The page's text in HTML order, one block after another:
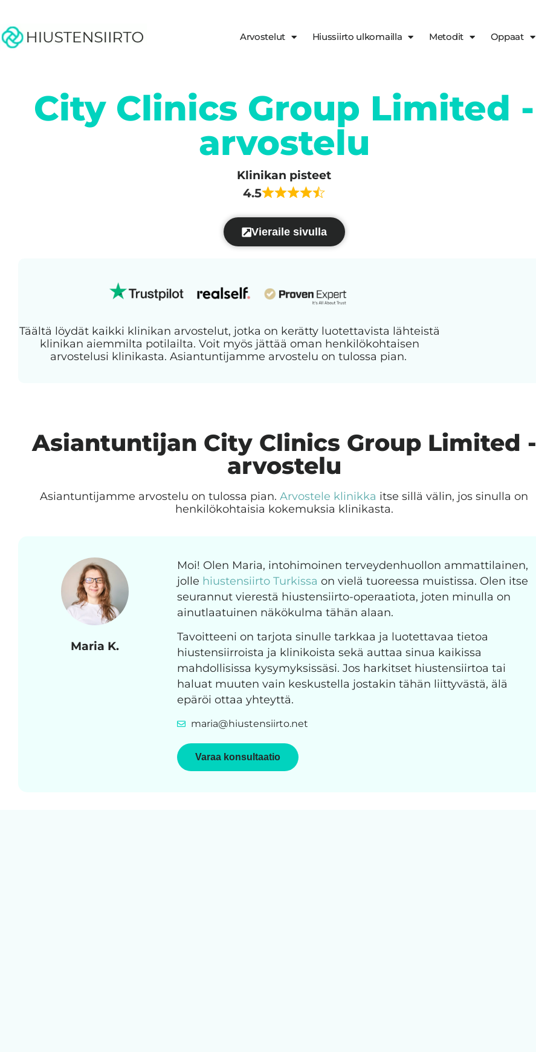
Arvostelut Hiussiirto ulkomailla Metodit Oppaat
City Clinics Group Limited -
arvostelu
Klinikan pisteet
4.5
Vieraile sivulla
Täältä löydät kaikki klinikan arvostelut, jotka on kerätty luotettavista lähteistä
klinikan aiemmilta potilailta. Voit myös jättää oman henkilökohtaisen
arvostelusi klinikasta. Asiantuntijamme arvostelu on tulossa pian.
Asiantuntijan City Clinics Group Limited -
arvostelu
Asiantuntijamme arvostelu on tulossa pian. Arvostele klinikka itse sillä välin, jos sinulla on
henkilökohtaisia kokemuksia klinikasta.
Maria K.
Moi! Olen Maria, intohimoinen terveydenhuollon ammattilainen,
jolle hiustensiirto Turkissa on vielä tuoreessa muistissa. Olen itse
seurannut vierestä hiustensiirto-operaatiota, joten minulla on
ainutlaatuinen näkökulma tähän alaan.
Tavoitteeni on tarjota sinulle tarkkaa ja luotettavaa tietoa
hiustensiirroista ja klinikoista sekä auttaa sinua kaikissa
mahdollisissa kysymyksissäsi. Jos harkitset hiustensiirtoa tai
haluat muuten vain keskustella jostakin tähän liittyvästä, älä
epäröi ottaa yhteyttä.
maria@hiustensiirto.net
Varaa konsultaatio